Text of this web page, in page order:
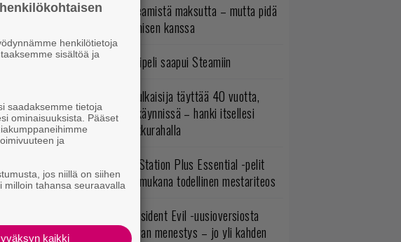
Loistopeli Steamistä maksutta – mutta pidä
kiirettä lataamisen kanssa
Ubisoftin hittipeli saapui Steamiin
Rakastettu julkaisija täyttää 40 vuotta,
valtavat alet käynnissä – hanki itsellesi
klassikoita pikkurahalla
Elokuun PlayStation Plus Essential -pelit
ilmestyivät – mukana todellinen mestariteos
Tulevasta Resident Evil -uusioversiosta
näyttäisi tulevan menestys – jo yli kahden
henkilötietoja
sisältöä ja
saadaksemme tietoja
ominaisuuksista. Pääset
ja
jos niillä on siihen
milloin tahansa seuraavalla
kaikki